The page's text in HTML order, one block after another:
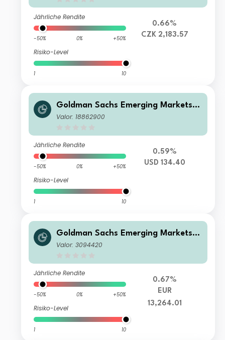
Jährliche Rendite
-50% 0% +50%
Risiko-Level
1 10
0.66%
CZK 2,183.57
Goldman Sachs Emerging Markets E
quity Income - I Cap USD
Valor: 18862900
Jährliche Rendite
-50% 0% +50%
Risiko-Level
1 10
0.59%
USD 134.40
Goldman Sachs Emerging Markets E
quity Income - I Cap EUR
Valor: 3094420
Jährliche Rendite
-50% 0% +50%
Risiko-Level
1 10
0.67%
EUR
13,264.01